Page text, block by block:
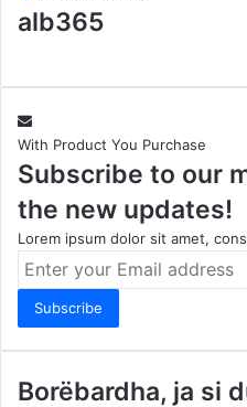
alb365
With Product You Purchase
Subscribe to our
the new updates!
Lorem ipsum dolor sit amet,
Enter
Email
address
Borëbardha, ja si